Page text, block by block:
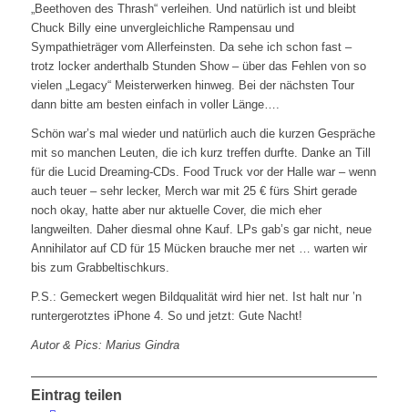
„Beethoven des Thrash“ verleihen. Und natürlich ist und bleibt
Chuck Billy eine unvergleichliche Rampensau und
Sympathieträger vom Allerfeinsten. Da sehe ich schon fast –
trotz locker anderthalb Stunden Show – über das Fehlen von so
vielen „Legacy“ Meisterwerken hinweg. Bei der nächsten Tour
dann bitte am besten einfach in voller Länge….
Schön war’s mal wieder und natürlich auch die kurzen Gespräche
mit so manchen Leuten, die ich kurz treffen durfte. Danke an Till
für die Lucid Dreaming-CDs. Food Truck vor der Halle war – wenn
auch teuer – sehr lecker, Merch war mit 25 € fürs Shirt gerade
noch okay, hatte aber nur aktuelle Cover, die mich eher
langweilten. Daher diesmal ohne Kauf. LPs gab’s gar nicht, neue
Annihilator auf CD für 15 Mücken brauche mer net … warten wir
bis zum Grabbeltischkurs.
P.S.: Gemeckert wegen Bildqualität wird hier net. Ist halt nur ’n
runtergerotztes iPhone 4. So und jetzt: Gute Nacht!
Autor & Pics: Marius Gindra
Eintrag teilen